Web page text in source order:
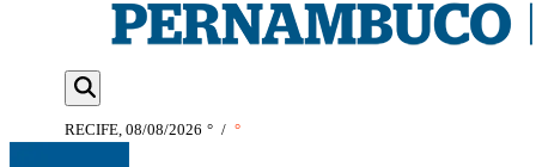
RECIFE, 08/08/2026 ° / °